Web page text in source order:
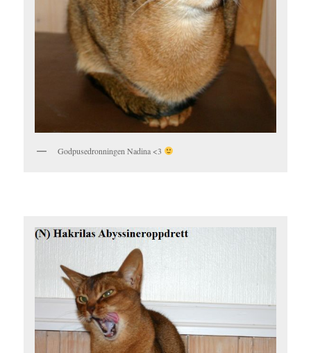
Godpusedronningen Nadina <3